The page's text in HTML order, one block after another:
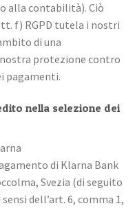
alla contabilità). Ciò
f) RGPD tutela i nostri
di una
protezione contro
pagamenti.
nella selezione dei
di Klarna Bank
Svezia (di seguito
dell’art. 6, comma 1,